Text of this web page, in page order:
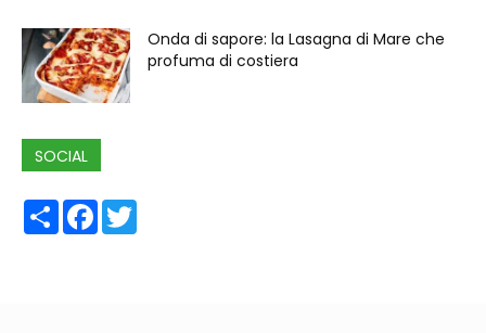
Onda di sapore: la Lasagna di Mare che
profuma di costiera
SOCIAL
ShareFacebook